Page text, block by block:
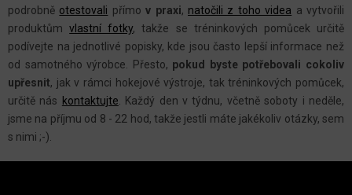
K
Y
V
Ý
P
I
U
podrobně otestovali přímov praxi, natočili z toho videa a vytvořili
produktůmvlastní fotky, takže se tréninkových pomůcek určitě
podívejte na jednotlivé popisky, kde jsou často lepší informace než
od samotného výrobce. Přesto, pokud byste potřebovali cokoliv
upřesnit, jak v rámci hokejové výstroje, tak tréninkových pomůcek,
určitě nás kontaktujte
Každý den v týdnu, včetně soboty i neděle,
jsme na příjmu od 8 - 22 hod, takže jestli máte jakékoliv otázky, sem
s nimi ;-).
Z